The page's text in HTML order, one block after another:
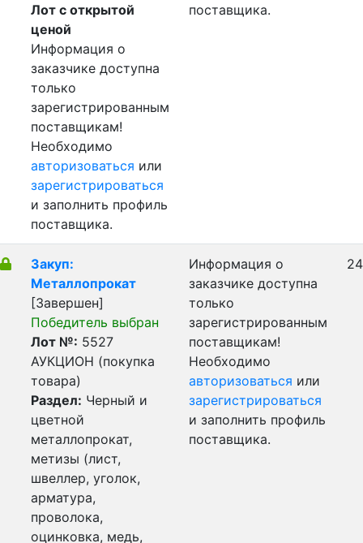
Лот с открытой
ценой
Информация о
заказчике доступна
только
зарегистрированным
поставщикам!
Необходимо
авторизоваться или
зарегистрироваться
и заполнить профиль
поставщика.
поставщика.
Закуп:
Металлопрокат
[Завершен]
Победитель выбран
Лот №: 5527
АУКЦИОН (покупка
товара)
Раздел: Черный и
цветной
металлопрокат,
метизы (лист,
швеллер, уголок,
арматура,
проволока,
оцинковка, медь,
Информация о
заказчике доступна
только
зарегистрированным
поставщикам!
Необходимо
авторизоваться или
зарегистрироваться
и заполнить профиль
поставщика.